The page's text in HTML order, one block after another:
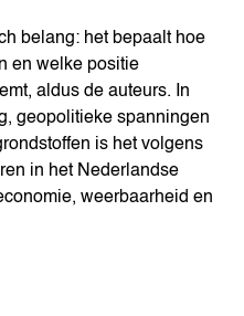
belang: het bepaalt hoe
en welke positie
aldus de auteurs. In
geopolitieke spanningen
is het volgens
in het Nederlandse
weerbaarheid en